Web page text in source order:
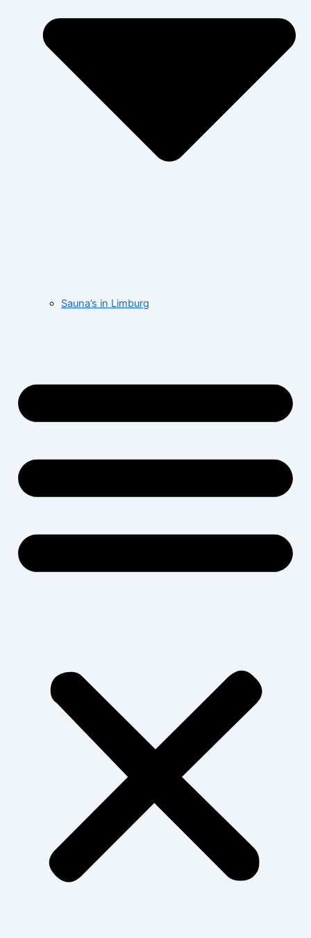
Sauna’s in Limburg